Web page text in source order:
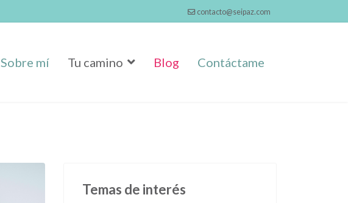
contacto@seipaz.com
Sobre mí Tu camino Blog Contáctame
Temas de interés